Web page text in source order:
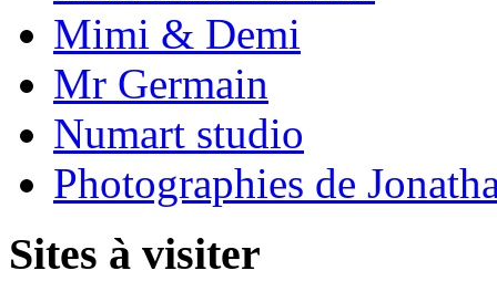
Mimi & Demi
Mr Germain
Numart studio
Photographies de
Sites à visiter